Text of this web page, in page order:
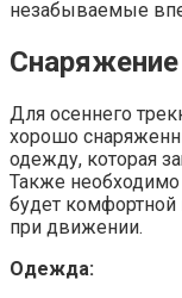
незабываемые
Снаряжение
Для осеннего
хорошо
одежду, которая
Также
будет
при движении.
Одежда: